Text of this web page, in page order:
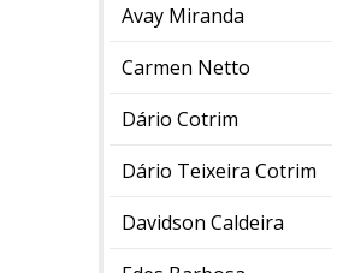
Avay Miranda
Carmen Netto
Dário Cotrim
Dário Teixeira Cotrim
Davidson Caldeira